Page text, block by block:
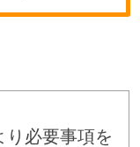
り必要事項を